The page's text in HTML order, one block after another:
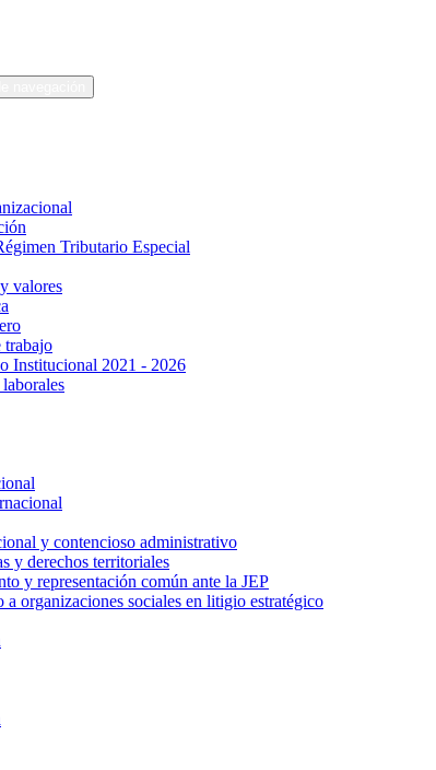
Tributario Especial
valores
trabajo
Institucional 2021 - 2026
y contencioso administrativo
y derechos territoriales
y representación común ante la JEP
a organizaciones sociales en litigio estratégico